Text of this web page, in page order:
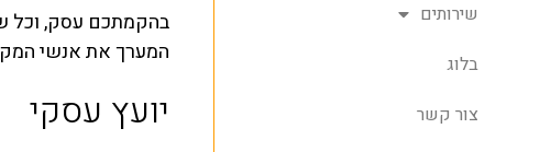
שירותים
בלוג
צור קשר
המערך את אנשי
יועץ עסקי